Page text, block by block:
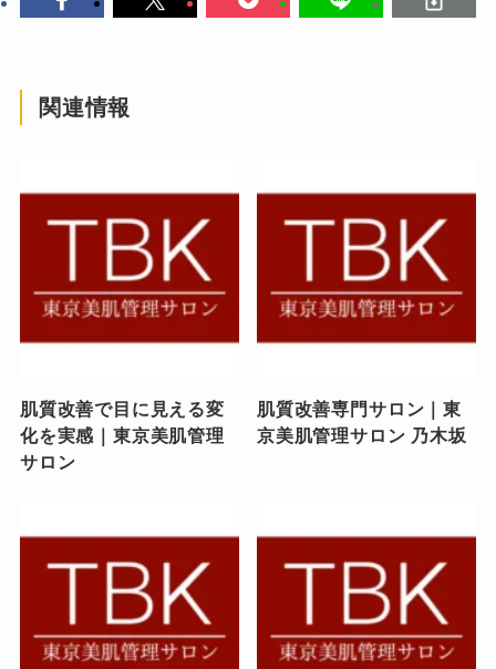
関連情報
肌質改善で目に見える変
化を実感｜東京美肌管理
サロン
肌質改善専門サロン｜東
京美肌管理サロン 乃木坂